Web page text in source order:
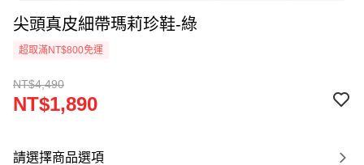
尖頭真皮細帶瑪莉珍鞋-綠
超取滿NT$800免運
NT$4,490
NT$1,890
請選擇商品選項